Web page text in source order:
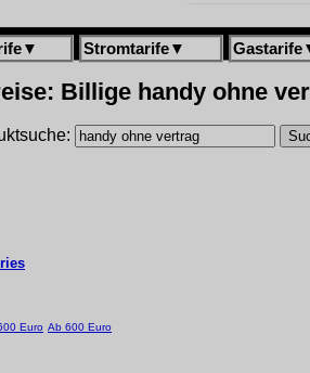
▼ Stromtarife▼ Gastarife
Billige handy ohne
Euro Ab 600 Euro